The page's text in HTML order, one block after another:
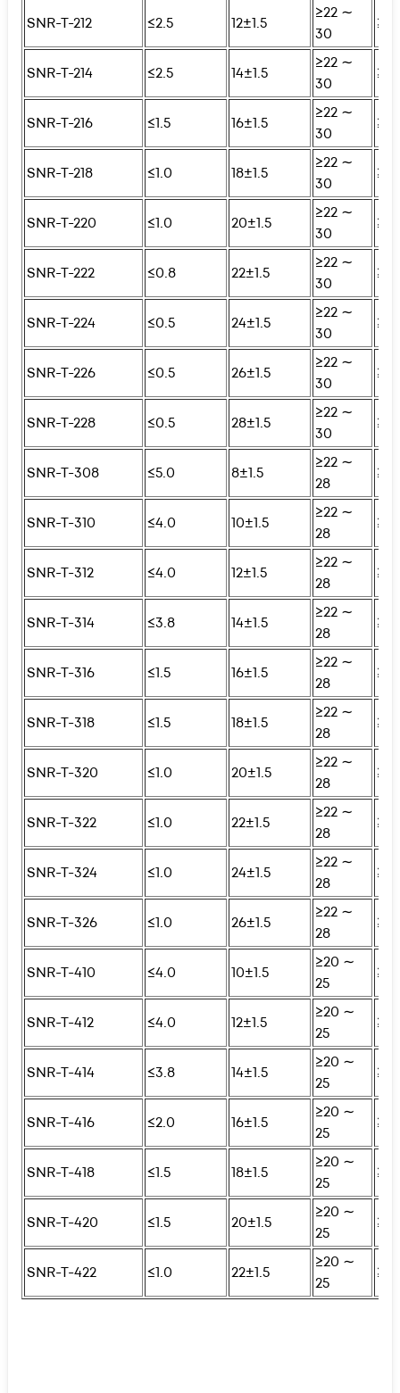
SNR-T-212 ≤2.5 12±1.5
≥22 ∼
30
SNR-T-214 ≤2.5 14±1.5
≥22 ∼
30
SNR-T-216 ≤1.5 16±1.5
≥22 ∼
30
SNR-T-218 ≤1.0 18±1.5
≥22 ∼
30
SNR-T-220 ≤1.0 20±1.5
≥22 ∼
30
SNR-T-222 ≤0.8 22±1.5
≥22 ∼
30
SNR-T-224 ≤0.5 24±1.5
≥22 ∼
30
SNR-T-226 ≤0.5 26±1.5
≥22 ∼
30
SNR-T-228 ≤0.5 28±1.5
≥22 ∼
30
SNR-T-308 ≤5.0 8±1.5
≥22 ∼
28
SNR-T-310 ≤4.0 10±1.5
≥22 ∼
28
SNR-T-312 ≤4.0 12±1.5
≥22 ∼
28
SNR-T-314 ≤3.8 14±1.5
≥22 ∼
28
SNR-T-316 ≤1.5 16±1.5
≥22 ∼
28
SNR-T-318 ≤1.5 18±1.5
≥22 ∼
28
SNR-T-320 ≤1.0 20±1.5
≥22 ∼
28
SNR-T-322 ≤1.0 22±1.5
≥22 ∼
28
SNR-T-324 ≤1.0 24±1.5
≥22 ∼
28
SNR-T-326 ≤1.0 26±1.5
≥22 ∼
28
SNR-T-410 ≤4.0 10±1.5
≥20 ∼
25
SNR-T-412 ≤4.0 12±1.5
≥20 ∼
25
SNR-T-414 ≤3.8 14±1.5
≥20 ∼
25
SNR-T-416 ≤2.0 16±1.5
≥20 ∼
25
SNR-T-418 ≤1.5 18±1.5
≥20 ∼
25
SNR-T-420 ≤1.5 20±1.5
≥20 ∼
25
SNR-T-422 ≤1.0 22±1.5
≥20 ∼
25